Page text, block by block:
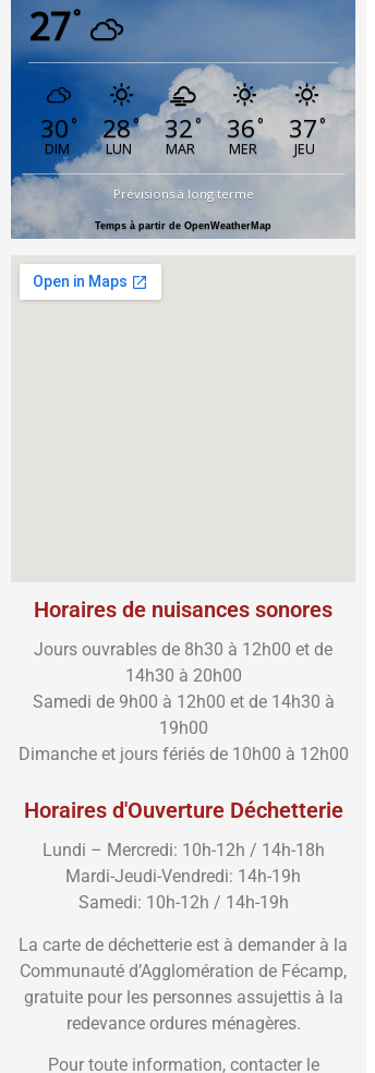
27°
30°
DIM
28°
LUN
32°
MAR
36°
MER
37°
JEU
Prévisions à long terme
Temps à partir de OpenWeatherMap
Horaires de nuisances sonores
Jours ouvrables de 8h30 à 12h00 et de
14h30 à 20h00
Samedi de 9h00 à 12h00 et de 14h30 à
19h00
Dimanche et jours fériés de 10h00 à 12h00
Horaires d'Ouverture Déchetterie
Lundi – Mercredi: 10h-12h / 14h-18h
Mardi-Jeudi-Vendredi: 14h-19h
Samedi: 10h-12h / 14h-19h
La carte de déchetterie est à demander à la
Communauté d’Agglomération de Fécamp,
gratuite pour les personnes assujettis à la
redevance ordures ménagères.
Pour toute information, contacter le